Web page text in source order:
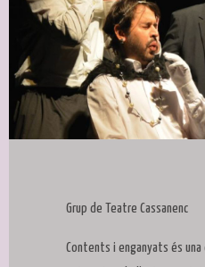
Grup de Teatre Cassanenc
Contents i enganyats és